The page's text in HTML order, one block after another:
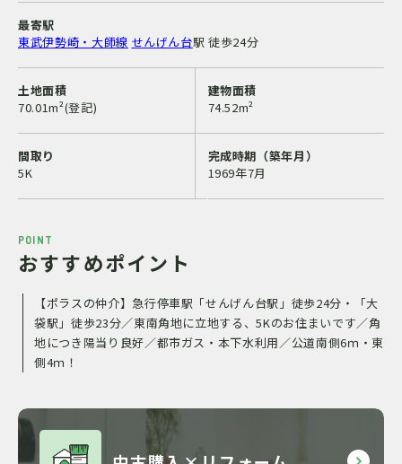
最寄駅
東武伊勢崎・大師線 せんげん台駅 徒歩24分
土地面積
70.01m²(登記)
建物面積
74.52m²
間取り
5K
完成時期（築年月）
1969年7月
POINT
おすすめポイント
【ポラスの仲介】急行停車駅「せんげん台駅」徒歩24分・「大
袋駅」徒歩23分／東南角地に立地する、5Kのお住まいです／角
地につき陽当り良好／都市ガス・本下水利用／公道南側6ｍ・東
側4ｍ！